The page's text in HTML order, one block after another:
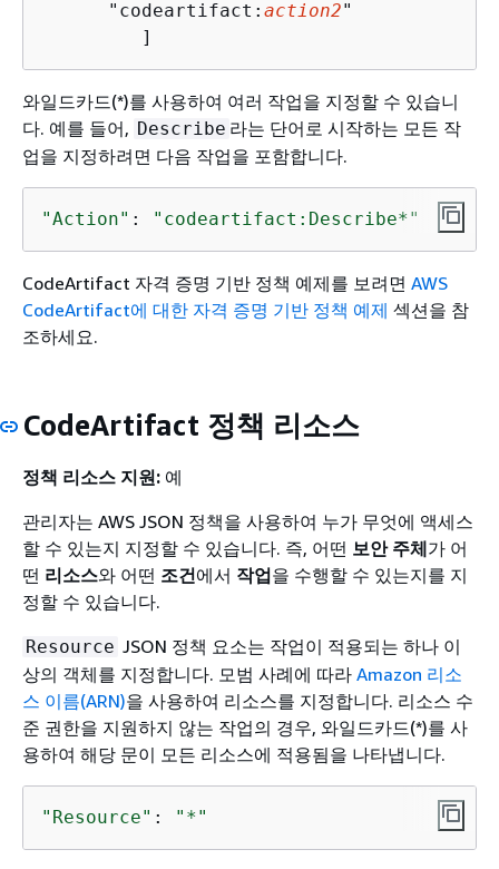
      "codeartifact:
action2"
         ]
와일드카드(*)를 사용하여 여러 작업을 지정할 수 있습니
다. 예를 들어, Describe 라는 단어로 시작하는 모든 작
업을 지정하려면 다음 작업을 포함합니다.
"Action" : "codeartifact:Describe*"
CodeArtifact 자격 증명 기반 정책 예제를 보려면 AWS
CodeArtifact에 대한 자격 증명 기반 정책 예제 섹션을 참
조하세요.
CodeArtifact 정책 리소스
정책 리소스 지원: 예
관리자는 AWS JSON 정책을 사용하여 누가 무엇에 액세스
할 수 있는지 지정할 수 있습니다. 즉, 어떤 보안 주체가 어
떤 리소스와 어떤 조건에서 작업을 수행할 수 있는지를 지
정할 수 있습니다.
Resource JSON 정책 요소는 작업이 적용되는 하나 이
상의 객체를 지정합니다. 모범 사례에 따라 Amazon 리소
스 이름(ARN)을 사용하여 리소스를 지정합니다. 리소스 수
준 권한을 지원하지 않는 작업의 경우, 와일드카드(*)를 사
용하여 해당 문이 모든 리소스에 적용됨을 나타냅니다.
"Resource" : "*"